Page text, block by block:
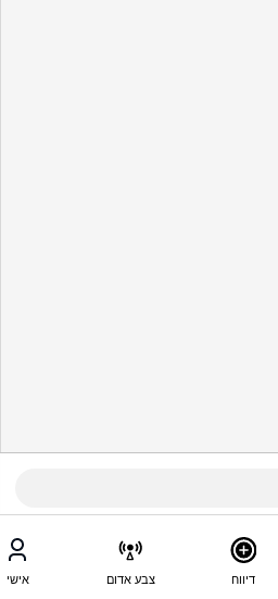
דיווח צבע אדום אישי